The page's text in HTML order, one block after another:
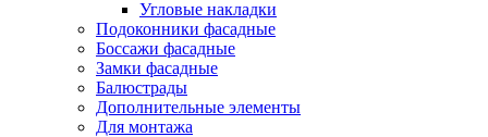
Угловые накладки
Подоконники фасадные
Боссажи фасадные
Замки фасадные
Балюстрады
Дополнительные элементы
Для монтажа